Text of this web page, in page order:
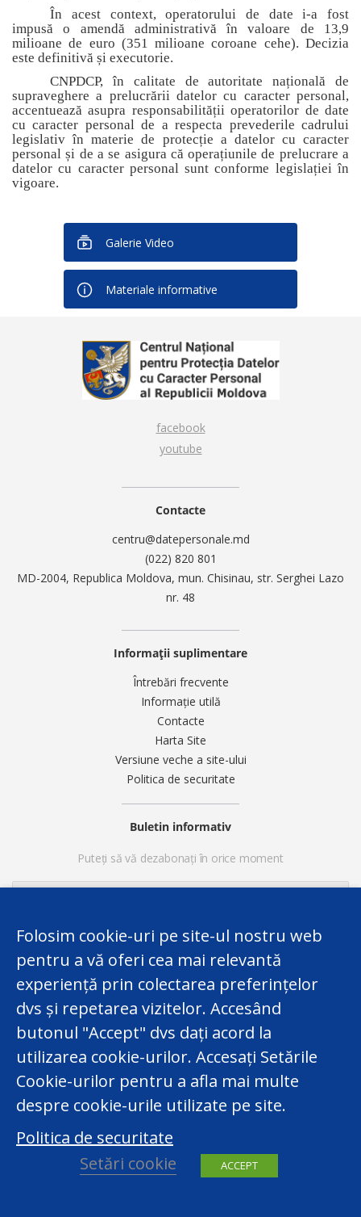
În acest context, operatorului de date i-a fost
impusă o amendă administrativă în valoare de 13,9
milioane de euro (351 milioane coroane cehe). Decizia
este definitivă și executorie.
CNPDCP, în calitate de autoritate națională de
supraveghere a prelucrării datelor cu caracter personal,
accentuează asupra responsabilității operatorilor de date
cu caracter personal de a respecta prevederile cadrului
legislativ în materie de protecție a datelor cu caracter
personal și de a se asigura că operațiunile de prelucrare a
datelor cu caracter personal sunt conforme legislației în
vigoare.
Galerie Video
Materiale informative
facebook
youtube
Contacte
centru@datepersonale.md
(022) 820 801
MD-2004, Republica Moldova, mun. Chisinau, str. Serghei Lazo
nr. 48
Informații suplimentare
Întrebări frecvente
Informație utilă
Contacte
Harta Site
Versiune veche a site-ului
Politica de securitate
Buletin informativ
Puteți să vă dezabonați în orice moment
Acest website a fost elaborat în cadrul Proiectului
Twinning finanțat de UE „Consolidarea Capacităților
Centrului Național pentru Protecția Datelor cu Caracter
Personal al Republicii Moldova”. Totuși,
responsabilitatea legală privind conținutul website-ului
îi revine exclusiv Centrului Național pentru Protecția
Datelor cu Caracter Personal.
Folosim cookie-uri pe site-ul nostru web
pentru a vă oferi cea mai relevantă
experiență prin colectarea preferințelor
dvs și repetarea vizitelor. Accesând
butonul "Accept" dvs dați acord la
utilizarea cookie-urilor. Accesați Setările
Cookie-urilor pentru a afla mai multe
despre cookie-urile utilizate pe site.
Politica de securitate
Setări cookie
ACCEPT